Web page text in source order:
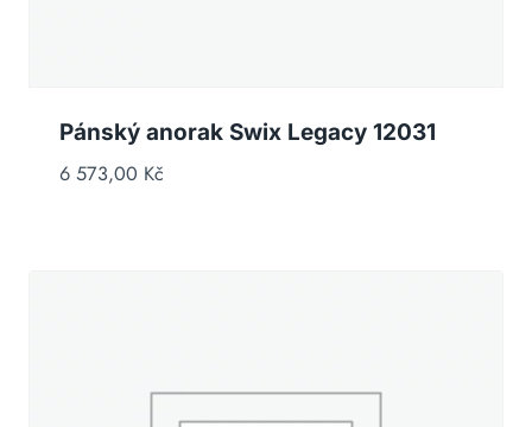
Pánský anorak Swix Legacy 12031
6 573,00 Kč